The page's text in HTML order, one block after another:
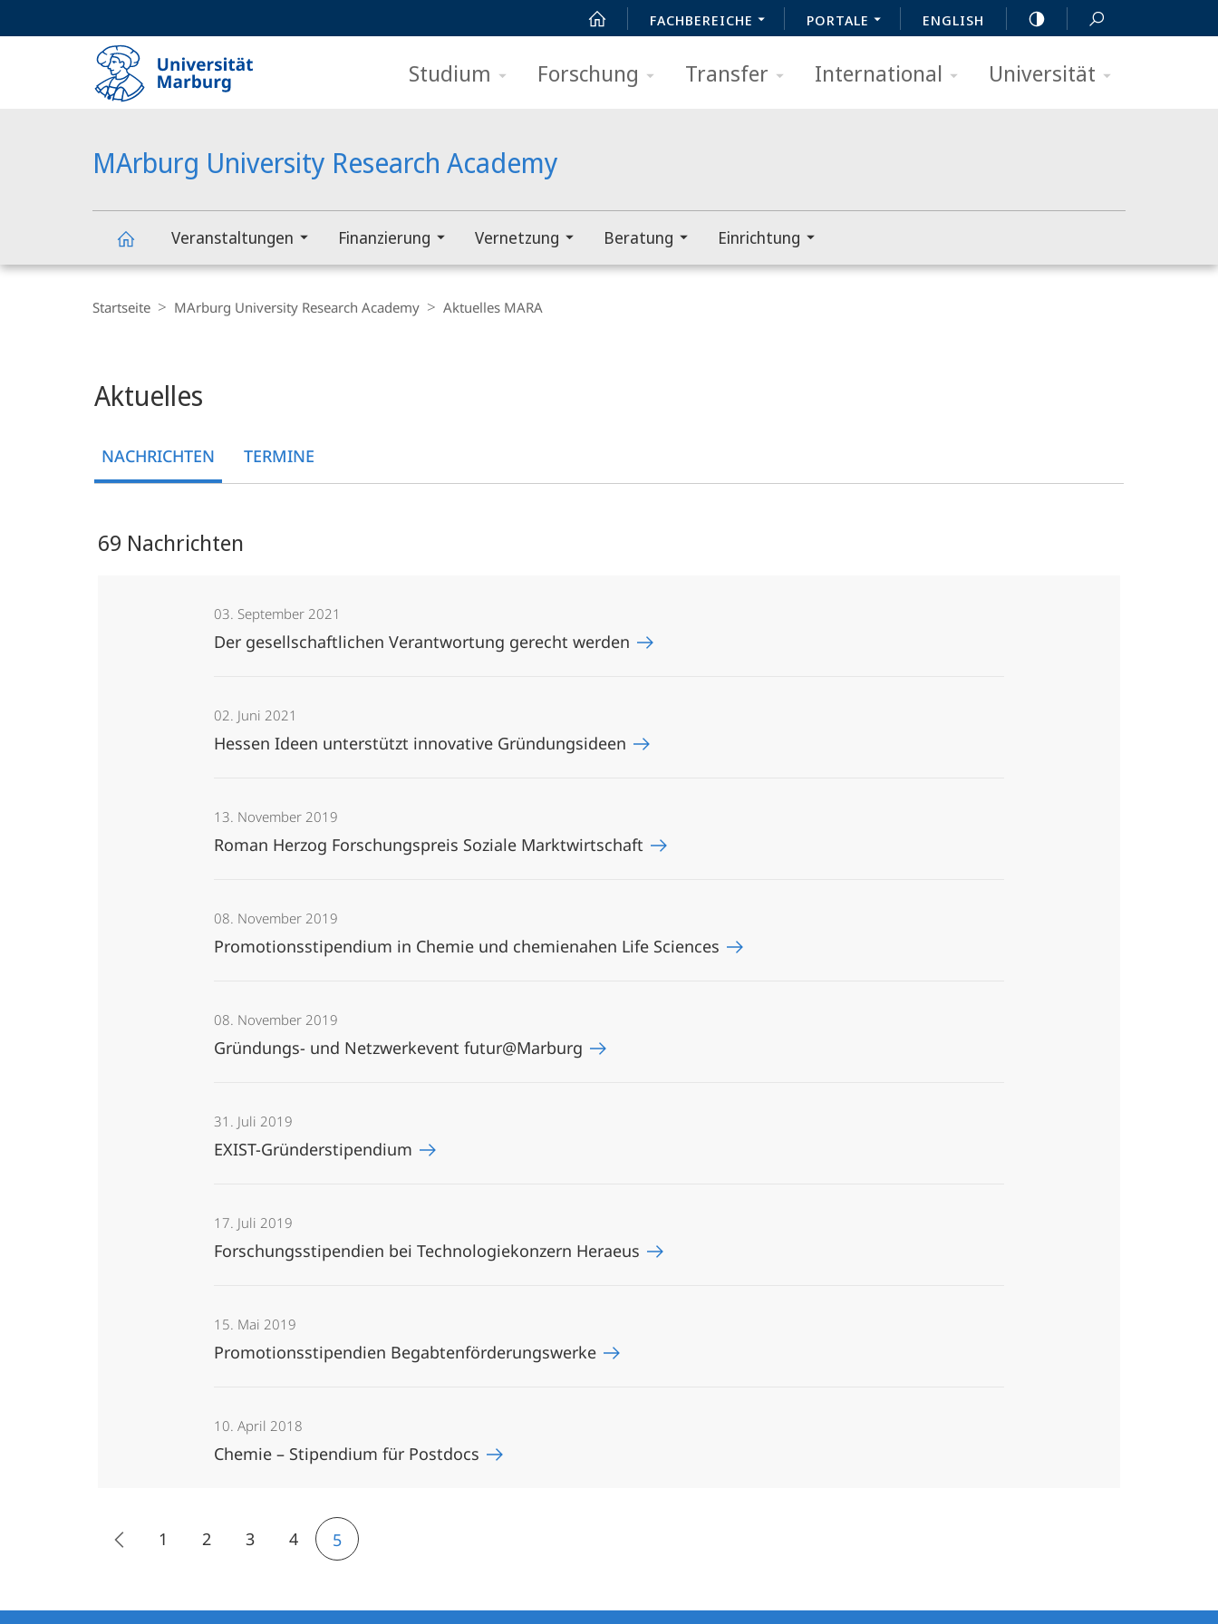
FACHBEREICHE PORTALE ENGLISH
Studium Forschung Transfer International Universität
MArburg University Research Academy
Veranstaltungen Finanzierung Vernetzung Beratung Einrichtung
Navigation
Startseite MArburg University Research Academy Aktuelles MARA
Aktuelles
NACHRICHTEN TERMINE
69 Nachrichten
03. September 2021
Der gesellschaftlichen Verantwortung gerecht werden
02. Juni 2021
Hessen Ideen unterstützt innovative Gründungsideen
13. November 2019
Roman Herzog Forschungspreis Soziale Marktwirtschaft
08. November 2019
Promotionsstipendium in Chemie und chemienahen Life Sciences
08. November 2019
Gründungs- und Netzwerkevent futur@Marburg
31. Juli 2019
EXIST-Gründerstipendium
17. Juli 2019
Forschungsstipendien bei Technologiekonzern Heraeus
15. Mai 2019
Promotionsstipendien Begabtenförderungswerke
10. April 2018
Chemie – Stipendium für Postdocs
1 2 3 4 5